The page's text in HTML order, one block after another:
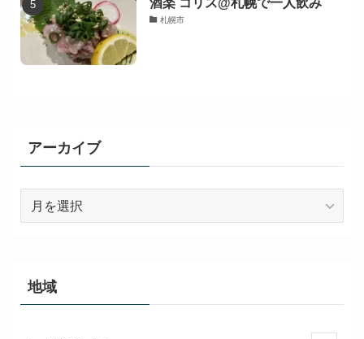
札幌市
アーカイブ
ブ
地域